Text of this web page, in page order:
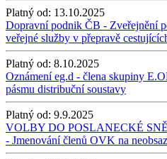
Platný od: 13.10.2025
Dopravní podnik ČB - Zveřejnění
veřejné služby v přepravě
Platný od: 8.10.2025
Oznámení eg.d - člena skupiny
pásmu distribuční soustavy
Platný od: 9.9.2025
VOLBY DO POSLANECKÉ
- Jmenování členů OVK na